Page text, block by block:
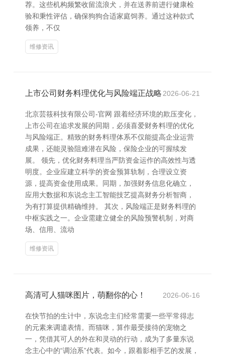
荐。这些机构频繁收留流浪犬，并在送养前进行健康检
验和秉性评估，确保狗狗合适家庭饲养。通过这种款式
领养，不仅
维修资讯
上市公司财务料理优化与风险端正战略 2026-06-21
北京芸筱科技有限公司-官网 跟着经济环境的欺压变化，
上市公司在追求发展的同期，必须喜爱财务料理的优化
与风险端正。精致的财务料理体系不仅能提高企业运营
成果，还能灵验阻难潜在风险，保险企业的可握续发
展。 领先，优化财务料理当严防资金运作的高效性与透
明度。企业应建立科学的资金预算轨制，合理设立资
源，提高资金使用成果。同期，加强财务信息化确立，
应用大数据和东说念主工智能技艺提高财务分析智商，
为有打算提供精确维持。 其次，风险端正是财务料理的
中枢实践之一。企业需建立健全的风险预警机制，对商
场、信用、流动
维修资讯
高清可人猫咪图片，萌翻你的心！ 2026-06-16
在快节拍的生计中，东说念主们经常需要一些平常得志
的元素来调遣表情。而猫咪，算作最受接待的宠物之
一，凭借其可人的外在和灵动的行动，成为了多量东说
念主心中的“调治系”代表。如今，跟着影相手艺的发展，